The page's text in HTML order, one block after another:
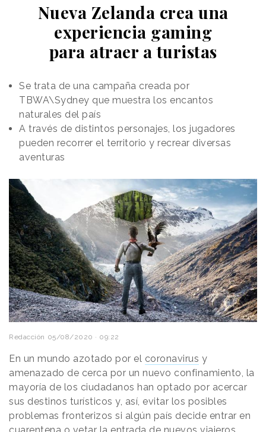
Nueva Zelanda crea una
experiencia gaming
para atraer a turistas
Se trata de una campaña creada por
TBWA\Sydney que muestra los encantos
naturales del país
A través de distintos personajes, los jugadores
pueden recorrer el territorio y recrear diversas
aventuras
Redacción 05/08/2020 · 09:22
En un mundo azotado por el coronavirus y
amenazado de cerca por un nuevo confinamiento, la
mayoría de los ciudadanos han optado por acercar
sus destinos turísticos y, así, evitar los posibles
problemas fronterizos si algún país decide entrar en
cuarentena o vetar la entrada de nuevos viajeros.